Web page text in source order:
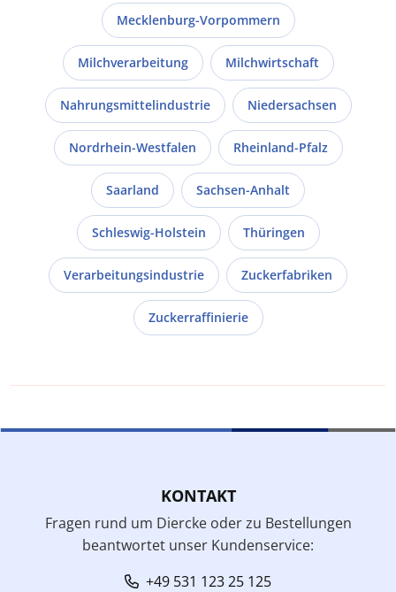
Mecklenburg-Vorpommern
Milchverarbeitung Milchwirtschaft
Nahrungsmittelindustrie Niedersachsen
Nordrhein-Westfalen Rheinland-Pfalz
Saarland Sachsen-Anhalt
Schleswig-Holstein Thüringen
Verarbeitungsindustrie Zuckerfabriken
Zuckerraffinierie
KONTAKT
Fragen rund um Diercke oder zu Bestellungen
beantwortet unser Kundenservice:
+49 531 123 25 125